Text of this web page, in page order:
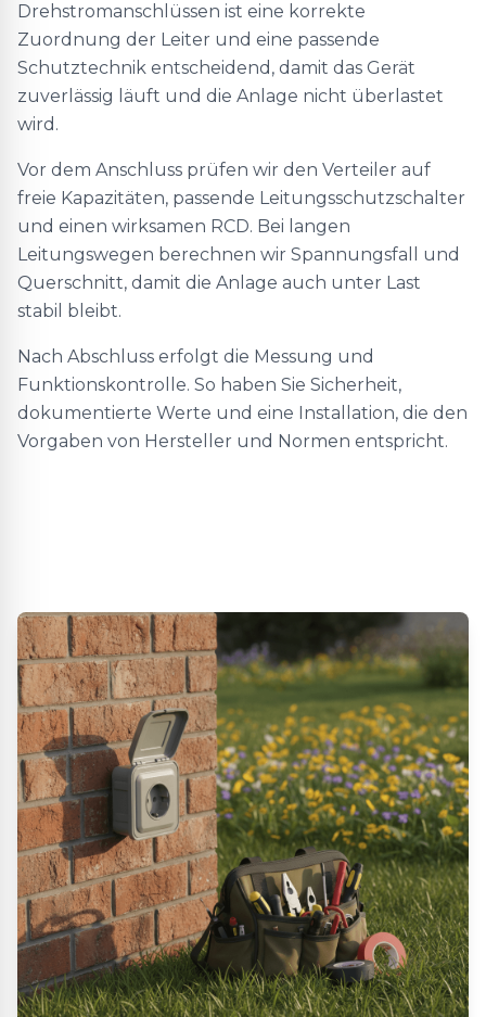
Drehstromanschlüssen ist eine korrekte
Zuordnung der Leiter und eine passende
Schutztechnik entscheidend, damit das Gerät
zuverlässig läuft und die Anlage nicht überlastet
wird.
Vor dem Anschluss prüfen wir den Verteiler auf
freie Kapazitäten, passende Leitungsschutzschalter
und einen wirksamen RCD. Bei langen
Leitungswegen berechnen wir Spannungsfall und
Querschnitt, damit die Anlage auch unter Last
stabil bleibt.
Nach Abschluss erfolgt die Messung und
Funktionskontrolle. So haben Sie Sicherheit,
dokumentierte Werte und eine Installation, die den
Vorgaben von Hersteller und Normen entspricht.